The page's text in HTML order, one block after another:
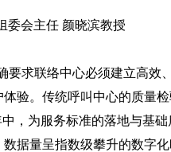
委会主任 颜晓滨教授
要求联络中心必须建立高效
验。传统呼叫中心的质量
，为服务标准的落地与基础
据量呈指数级攀升的数字